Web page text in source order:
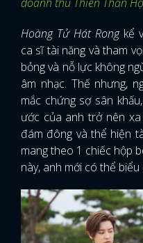
Hoàng Tử Hát Rongkể
ca sĩ tài năng và tham
bỏng và nỗ lực không
âm nhạc. Thế nhưng,
mắc chứng sợ sân
ước của anh trở nên
đám đông và thể hiện
mang theo 1 chiếc hộp
này, anh mới có thể